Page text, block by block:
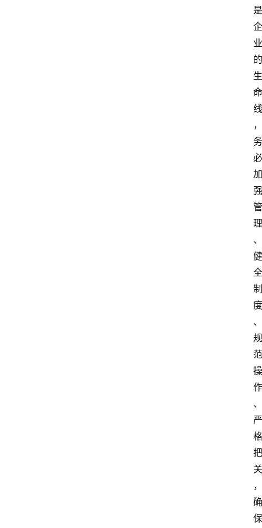
是
企
业
的
生
命
线
，
务
必
加
强
管
理
、
健
全
制
度
、
规
范
操
作
、
严
格
把
关
，
确
保